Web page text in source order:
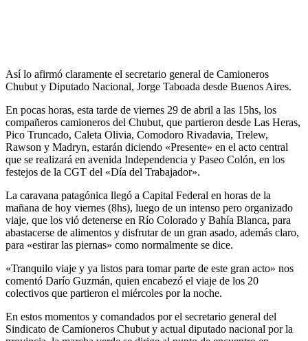
Así lo afirmó claramente el secretario general de Camioneros
Chubut y Diputado Nacional, Jorge Taboada desde Buenos Aires.
En pocas horas, esta tarde de viernes 29 de abril a las 15hs, los
compañeros camioneros del Chubut, que partieron desde Las Heras,
Pico Truncado, Caleta Olivia, Comodoro Rivadavia, Trelew,
Rawson y Madryn, estarán diciendo «Presente» en el acto central
que se realizará en avenida Independencia y Paseo Colón, en los
festejos de la CGT del «Día del Trabajador».
La caravana patagónica llegó a Capital Federal en horas de la
mañana de hoy viernes (8hs), luego de un intenso pero organizado
viaje, que los vió detenerse en Río Colorado y Bahía Blanca, para
abastacerse de alimentos y disfrutar de un gran asado, además claro,
para «estirar las piernas» como normalmente se dice.
«Tranquilo viaje y ya listos para tomar parte de este gran acto» nos
comentó Darío Guzmán, quien encabezó el viaje de los 20
colectivos que partieron el miércoles por la noche.
En estos momentos y comandados por el secretario general del
Sindicato de Camioneros Chubut y actual diputado nacional por la